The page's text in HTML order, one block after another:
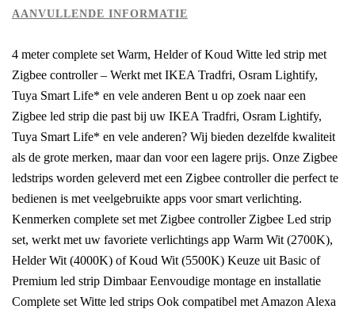
AANVULLENDE INFORMATIE
4 meter complete set Warm, Helder of Koud Witte led strip met
Zigbee controller – Werkt met IKEA Tradfri, Osram Lightify,
Tuya Smart Life* en vele anderen Bent u op zoek naar een
Zigbee led strip die past bij uw IKEA Tradfri, Osram Lightify,
Tuya Smart Life* en vele anderen? Wij bieden dezelfde kwaliteit
als de grote merken, maar dan voor een lagere prijs. Onze Zigbee
ledstrips worden geleverd met een Zigbee controller die perfect te
bedienen is met veelgebruikte apps voor smart verlichting.
Kenmerken complete set met Zigbee controller Zigbee Led strip
set, werkt met uw favoriete verlichtings app Warm Wit (2700K),
Helder Wit (4000K) of Koud Wit (5500K) Keuze uit Basic of
Premium led strip Dimbaar Eenvoudige montage en installatie
Complete set Witte led strips Ook compatibel met Amazon Alexa